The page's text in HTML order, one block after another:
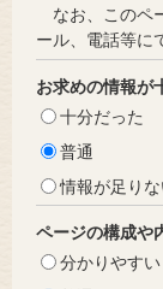
なお、このペ
ール、電話等に
お求めの情報が
十分だった
普通
情報が足り
ページの構成や
分かりやすい